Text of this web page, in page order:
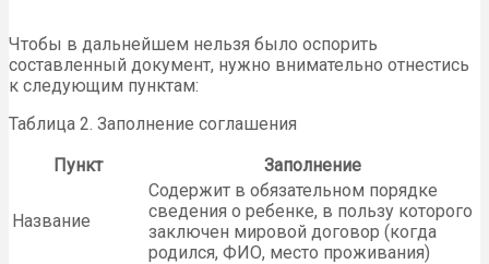
Чтобы в дальнейшем нельзя было оспорить
составленный документ, нужно внимательно отнестись
к следующим пунктам:
Таблица 2. Заполнение соглашения
Пункт
Заполнение
Название
Содержит в обязательном порядке
сведения о ребенке, в пользу которого
заключен мировой договор (когда
родился, ФИО, место проживания)